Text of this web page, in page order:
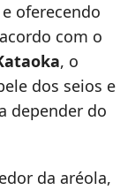
oferecendo
com o
, o
dos seios e
depender do
da aréola,